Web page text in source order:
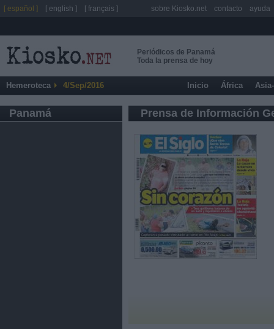
Periódicos de Panamá
Toda la prensa de hoy
Hemeroteca 4/Sep/2016 Inicio África
Panamá Prensa de Información
[ español ] [ english ] [ français ] sobre Kiosko.net contacto ayuda